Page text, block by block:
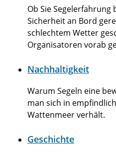
Ob Sie Segelerfahrung
Sicherheit an Bord
schlechtem Wetter
Organisatoren vorab
Nachhaltigkeit
Warum Segeln eine
man sich in
Wattenmeer verhält.
Geschichte